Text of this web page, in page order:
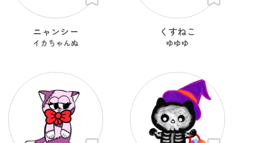
ニャンシー
イカちゃんぬ
くすねこ
ゆゆゆ